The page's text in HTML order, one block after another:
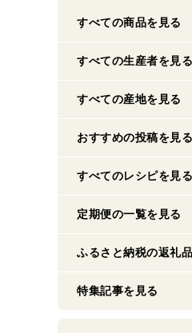
すべての商品を見る
すべての生産者を見る
すべての産地を見る
おすすめの投稿を見る
すべてのレシピを見る
定期便の一覧を見る
ふるさと納税の返礼
特集記事を見る